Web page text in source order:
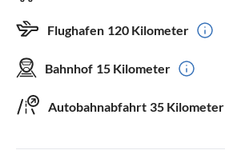
Flughafen 120 Kilometer
Bahnhof 15 Kilometer
Autobahnabfahrt 35 Kilometer